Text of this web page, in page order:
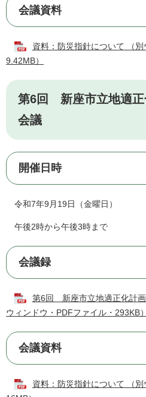
会議資料
資料：防災指針について （
9.42MB）
第6回 新座市立地適
会議
開催日時
令和7年9月19日（金曜日）
午後2時から午後3時まで
会議録
第6回 新座市立地適正化計
ウィンドウ・PDFファイル・293KB）
会議資料
資料：防災指針について （